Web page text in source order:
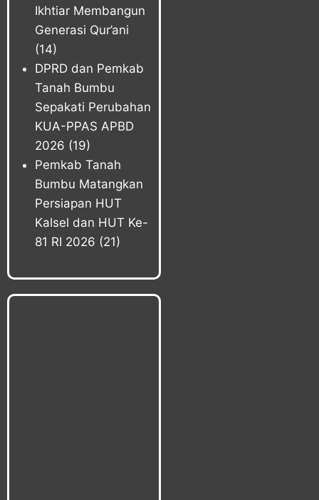
Ikhtiar Membangun
Generasi Qur’ani
(14)
DPRD dan Pemkab
Tanah Bumbu
Sepakati Perubahan
KUA-PPAS APBD
2026 (19)
Pemkab Tanah
Bumbu Matangkan
Persiapan HUT
Kalsel dan HUT Ke-
81 RI 2026 (21)